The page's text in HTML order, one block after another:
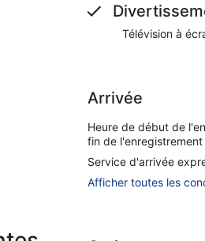
Télévision à
Arrivée
Heure de début de
fin de
Service d'arrivée
Afficher toutes les